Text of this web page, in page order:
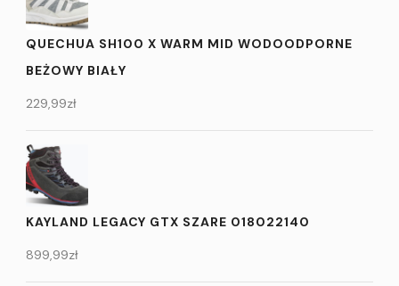
QUECHUA SH100 X WARM MID WODOODPORNE
BEŻOWY BIAŁY
229,99zł
KAYLAND LEGACY GTX SZARE 018022140
899,99zł